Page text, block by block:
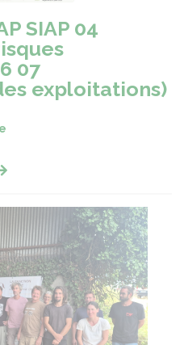
SIAP 04
07
exploitations)